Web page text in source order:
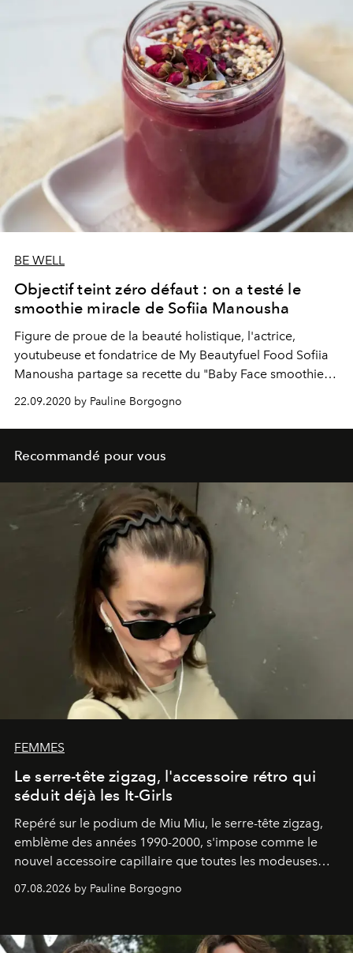
BE WELL
Objectif teint zéro défaut : on a testé le
smoothie miracle de Sofiia Manousha
Figure de proue de la beauté holistique, l'actrice,
youtubeuse et fondatrice de My Beautyfuel Food Sofiia
Manousha partage sa recette du "Baby Face smoothie" :
22.09.2020 by Pauline Borgogno
Recommandé pour vous
FEMMES
Le serre-tête zigzag, l'accessoire rétro qui
séduit déjà les It-Girls
Repéré sur le podium de Miu Miu, le serre-tête zigzag,
emblème des années 1990-2000, s'impose comme le
nouvel accessoire capillaire que toutes les modeuses
07.08.2026 by Pauline Borgogno